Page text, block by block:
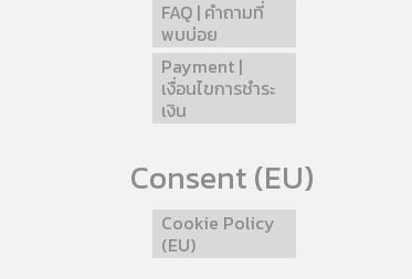
FAQ | คำถามที่
พบบ่อย
Payment |
เงื่อนไขการชำระ
เงิน
Consent (EU)
Cookie Policy
(EU)